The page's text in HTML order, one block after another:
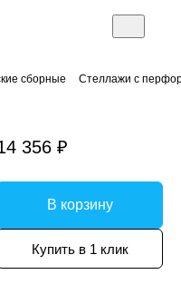
сборные Стеллажи с
356 ₽
В корзину
Купить в 1 клик